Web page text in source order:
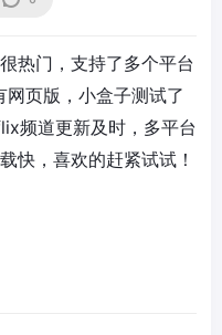
热门，支持了多个平台
页版，小盒子测试了
频道更新及时，多平台
快，喜欢的赶紧试试！